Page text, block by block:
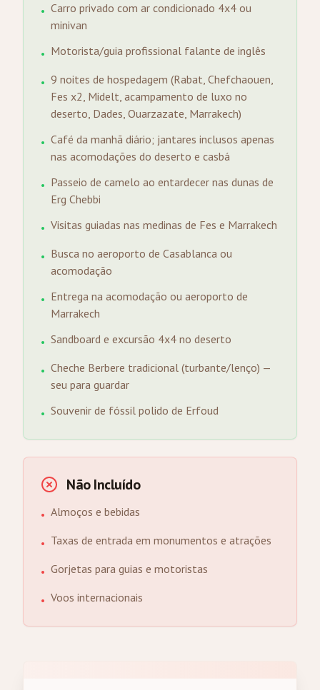
• Carro privado com ar condicionado 4x4 ou
minivan
• Motorista/guia profissional falante de inglês
• 9 noites de hospedagem (Rabat, Chefchaouen,
Fes x2, Midelt, acampamento de luxo no
deserto, Dades, Ouarzazate, Marrakech)
• Café da manhã diário; jantares inclusos apenas
nas acomodações do deserto e casbá
• Passeio de camelo ao entardecer nas dunas de
Erg Chebbi
• Visitas guiadas nas medinas de Fes e Marrakech
• Busca no aeroporto de Casablanca ou
acomodação
• Entrega na acomodação ou aeroporto de
Marrakech
• Sandboard e excursão 4x4 no deserto
• Cheche Berbere tradicional (turbante/lenço) —
seu para guardar
• Souvenir de fóssil polido de Erfoud
Não Incluído
• Almoços e bebidas
• Taxas de entrada em monumentos e atrações
• Gorjetas para guias e motoristas
• Voos internacionais